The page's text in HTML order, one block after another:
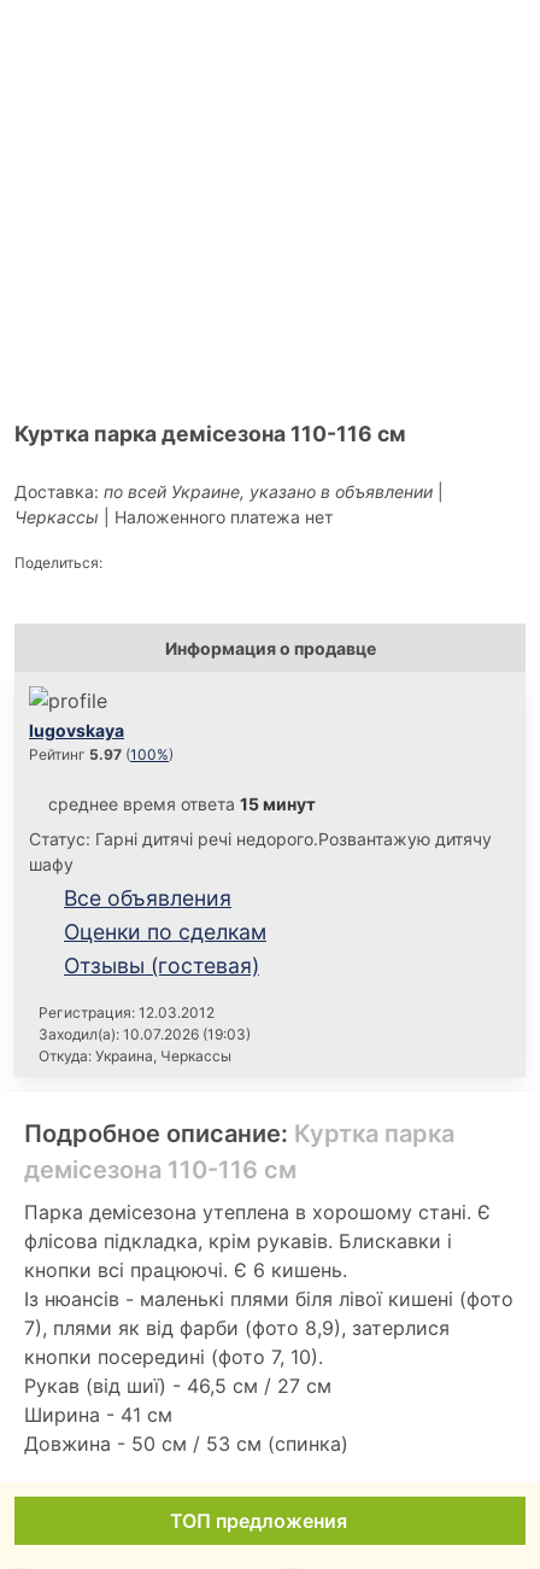
Куртка парка демісезона 110-116 см
Доставка: по всей Украине, указано в объявлении
Черкассы | Наложенного платежа нет
Поделиться:
Информация о продавце
lugovskaya
Рейтинг 5.97 (100%)
среднее время ответа 15 минут
Статус: Гарні дитячі речі недорого.Розвантажую дитячу
шафу
Все объявления
Оценки по сделкам
Отзывы (гостевая)
Регистрация: 12.03.2012
Заходил(а): 10.07.2026 (19:03)
Откуда: Украина, Черкассы
Подробное описание: Куртка парка
демісезона 110-116 см
Парка демісезона утеплена в хорошому стані. Є
флісова підкладка, крім рукавів. Блискавки і
кнопки всі працюючі. Є 6 кишень.
Із нюансів - маленькі плями біля лівої кишені (фото
7), плями як від фарби (фото 8,9), затерлися
кнопки посередині (фото 7, 10).
Рукав (від шиї) - 46,5 см / 27 см
Ширина - 41 см
Довжина - 50 см / 53 см (спинка)
ТОП предложения